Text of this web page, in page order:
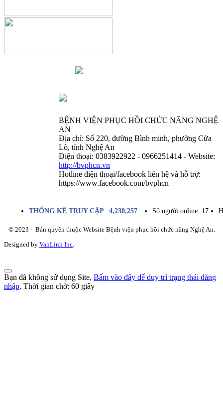
BỆNH VIỆN PHỤC HỒI CHỨC NĂNG NGHỆ
AN
Địa chỉ: Số 220, đường Bình minh, phường Cửa
Lò, tỉnh Nghệ An
Điện thoại: 0383922922 - 0966251414 - Website:
http://bvphcn.vn
Hotline điện thoại/facebook liên hệ và hỗ trợ:
https://www.facebook.com/bvphcn
THỐNG KÊ TRUY CẬP 4,230,257 Số người online: 17
© 2023 - Bản quyền thuộc Website Bệnh viện phục hồi chức năng Nghệ An.
Designed by VanLinh Inc
Bạn đã không sử dụng Site, Bấm vào đây để duy trì trạng thái đăng
nhập. Thời gian chờ: 60 giây